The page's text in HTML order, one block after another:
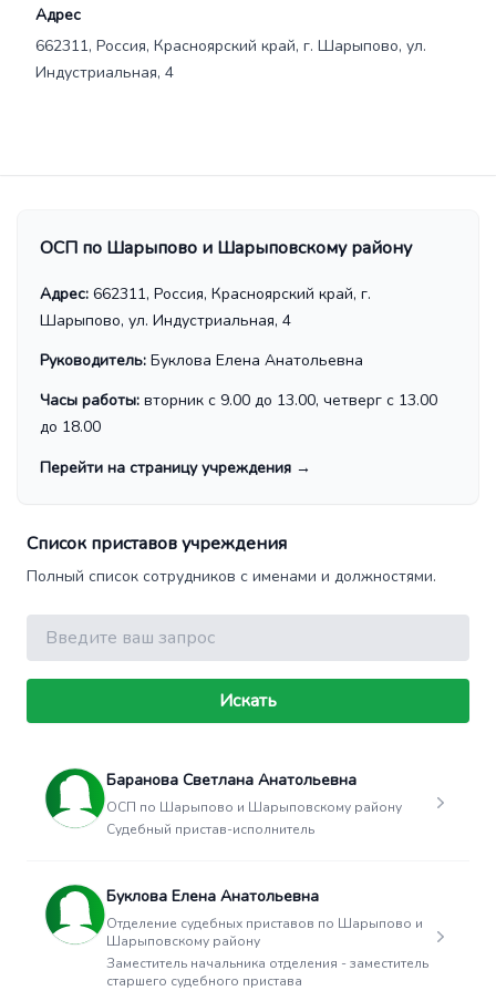
Адрес
662311, Россия, Красноярский край, г. Шарыпово, ул.
Индустриальная, 4
ОСП по Шарыпово и Шарыповскому району
Адрес: 662311, Россия, Красноярский край, г.
Шарыпово, ул. Индустриальная, 4
Руководитель: Буклова Елена Анатольевна
Часы работы: вторник с 9.00 до 13.00, четверг с 13.00
до 18.00
Перейти на страницу учреждения →
Список приставов учреждения
Полный список сотрудников с именами и должностями.
Поиск
Искать
Баранова Светлана Анатольевна
ОСП по Шарыпово и Шарыповскому району
Судебный пристав-исполнитель
Буклова Елена Анатольевна
Отделение судебных приставов по Шарыпово и
Шарыповскому району
Заместитель начальника отделения - заместитель
старшего судебного пристава